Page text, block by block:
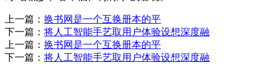
上一篇： 换书网是一个互换册本的平
下一篇： 将人工智能手艺取用户体验设想深度融
上一篇： 换书网是一个互换册本的平
下一篇： 将人工智能手艺取用户体验设想深度融